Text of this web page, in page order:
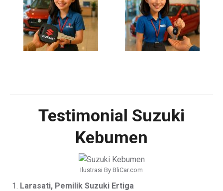
Testimonial Suzuki
Kebumen
Ilustrasi By BliCar.com
Larasati, Pemilik Suzuki Ertiga